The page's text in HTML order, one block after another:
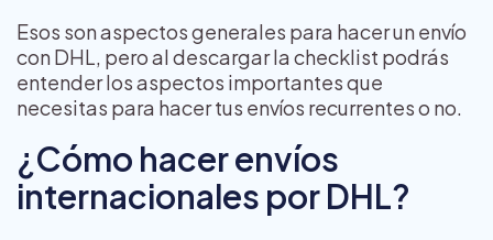
Esos son aspectos generales para hacer un envío
con DHL, pero al descargar la checklist podrás
entender los aspectos importantes que
necesitas para hacer tus envíos recurrentes o no.
¿Cómo hacer envíos
internacionales por DHL?